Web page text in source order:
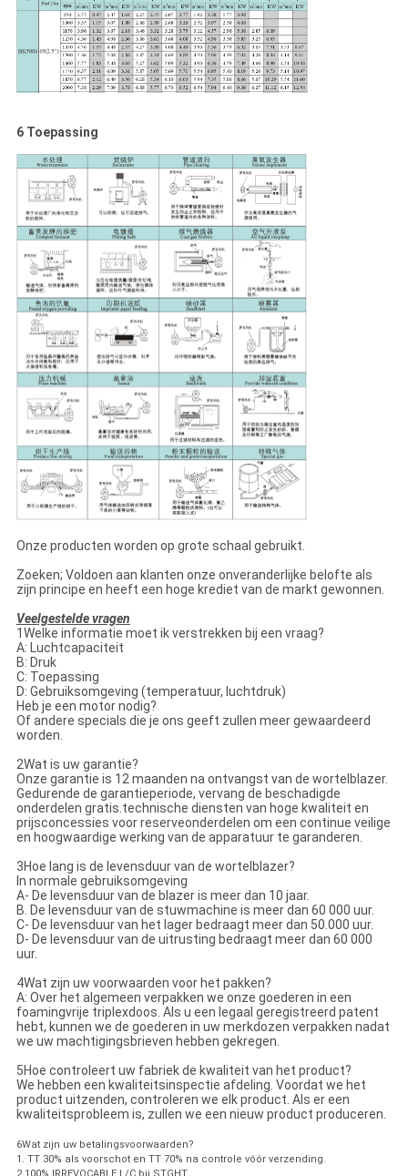
6 Toepassing
Onze producten worden op grote schaal gebruikt.
Zoeken; Voldoen aan klanten onze onveranderlijke belofte als
zijn principe en heeft een hoge krediet van de markt gewonnen.
Veelgestelde vragen
1Welke informatie moet ik verstrekken bij een vraag?
A: Luchtcapaciteit
B: Druk
C: Toepassing
D: Gebruiksomgeving (temperatuur, luchtdruk)
Heb je een motor nodig?
Of andere specials die je ons geeft zullen meer gewaardeerd
worden.
2Wat is uw garantie?
Onze garantie is 12 maanden na ontvangst van de wortelblazer.
Gedurende de garantieperiode, vervang de beschadigde
onderdelen gratis.technische diensten van hoge kwaliteit en
prijsconcessies voor reserveonderdelen om een continue veilige
en hoogwaardige werking van de apparatuur te garanderen.
3Hoe lang is de levensduur van de wortelblazer?
In normale gebruiksomgeving
A- De levensduur van de blazer is meer dan 10 jaar.
B. De levensduur van de stuwmachine is meer dan 60 000 uur.
C- De levensduur van het lager bedraagt meer dan 50.000 uur.
D- De levensduur van de uitrusting bedraagt meer dan 60 000
uur.
4Wat zijn uw voorwaarden voor het pakken?
A: Over het algemeen verpakken we onze goederen in een
foamingvrije triplexdoos. Als u een legaal geregistreerd patent
hebt, kunnen we de goederen in uw merkdozen verpakken nadat
we uw machtigingsbrieven hebben gekregen.
5Hoe controleert uw fabriek de kwaliteit van het product?
We hebben een kwaliteitsinspectie afdeling. Voordat we het
product uitzenden, controleren we elk product. Als er een
kwaliteitsprobleem is, zullen we een nieuw product produceren.
6Wat zijn uw betalingsvoorwaarden?
1. TT 30% als voorschot en TT 70% na controle vóór verzending.